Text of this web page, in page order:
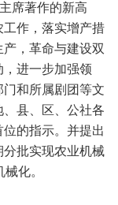
席著作的新高
作，落实增产措
，革命与建设双
进一步加强领
和所属剧团等文
县、区、公社各
的指示。并提出
批实现农业机械
化。